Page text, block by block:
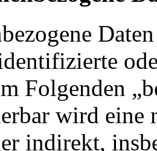
Folgenden
wird eine
indirekt,